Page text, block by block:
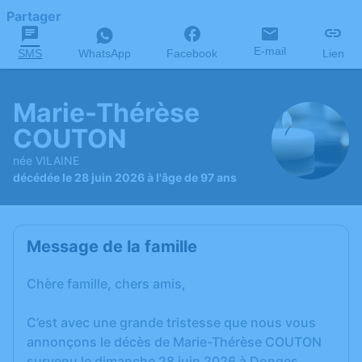
Partager
SMS WhatsApp Facebook E-mail Lien
Marie-Thérèse
COUTON
née VILAINE
décédée le 28 juin 2026 à l'âge de 97 ans
Message de la famille
Chère famille, chers amis,
C’est avec une grande tristesse que nous vous
annonçons le décès de Marie-Thérèse COUTON